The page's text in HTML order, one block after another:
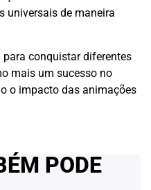
universais de maneira
conquistar diferentes
mais um sucesso no
o impacto das animações
PODE